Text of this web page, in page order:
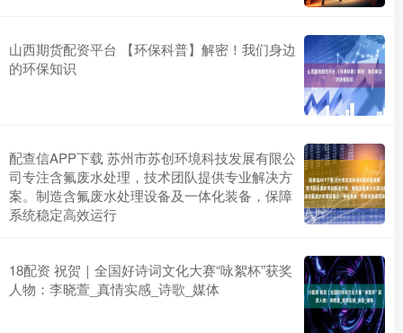
山西期货配资平台 【环保科普】解密！我们身边
的环保知识
配查信APP下载 苏州市苏创环境科技发展有限公
司专注含氟废水处理，技术团队提供专业解决方
案。制造含氟废水处理设备及一体化装备，保障
系统稳定高效运行
18配资 祝贺｜全国好诗词文化大赛“咏絮杯”获奖
人物：李晓萱_真情实感_诗歌_媒体